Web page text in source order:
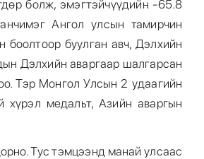
болж, эмэгтэйчүүдийн -65.8
Ангол улсын тамирчин
буулган авч, Дэлхийн
Дэлхийн аваргаар шалгарсан
Тэр Монгол Улсын 2 удаагийн
медальт, Азийн аваргын
Тус тэмцээнд манай улсаас